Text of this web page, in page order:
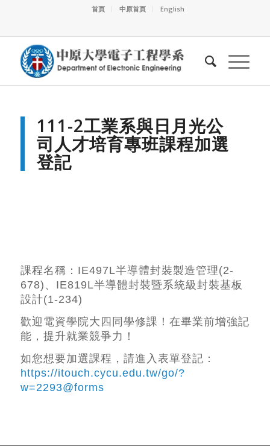
首頁 中原首頁 English
111-2工業系與日月光公
司人才培育專班課程加選
登記
課程名稱： IE497L半導體封裝製造管理(2-
678) 、 IE819L半導體封裝暨系統級封裝基板
設計(1-234)
歡迎電資學院大四同學修課！在畢業前增強記
能，提升就業競爭力！
如您想要加選課程，請進入表單登記：
https://itouch.cycu.edu.tw/go/?
w=2293@forms